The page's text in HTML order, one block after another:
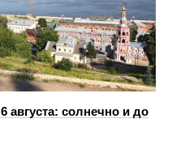
августа: солнечно и до